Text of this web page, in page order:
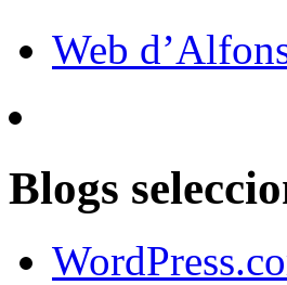
Web
Blogs